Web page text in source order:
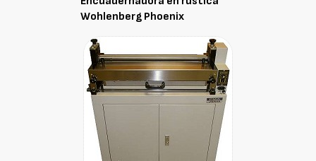
Wohlenberg Phoenix